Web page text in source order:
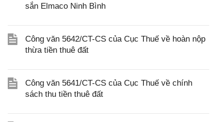
sắn Elmaco Ninh Bình
Công văn 5642/CT-CS của Cục Thuế về hoàn nộp
thừa tiền thuê đất
Công văn 5641/CT-CS của Cục Thuế về chính
sách thu tiền thuê đất